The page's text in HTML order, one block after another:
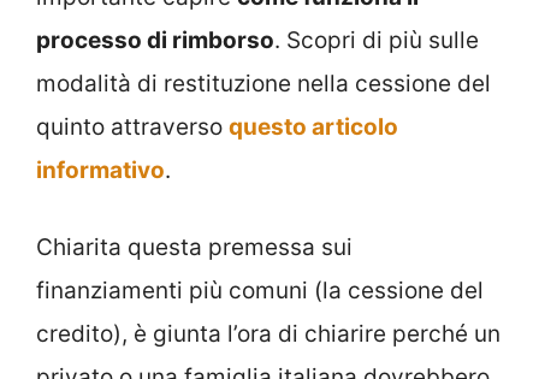
processo di rimborso. Scopri di più sulle
modalità di restituzione nella cessione del
quinto attraverso questo articolo
informativo.
Chiarita questa premessa sui
finanziamenti più comuni (la cessione del
credito), è giunta l’ora di chiarire perché un